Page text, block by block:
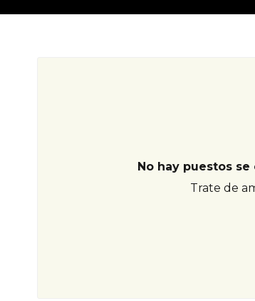
No hay puestos
Trate de